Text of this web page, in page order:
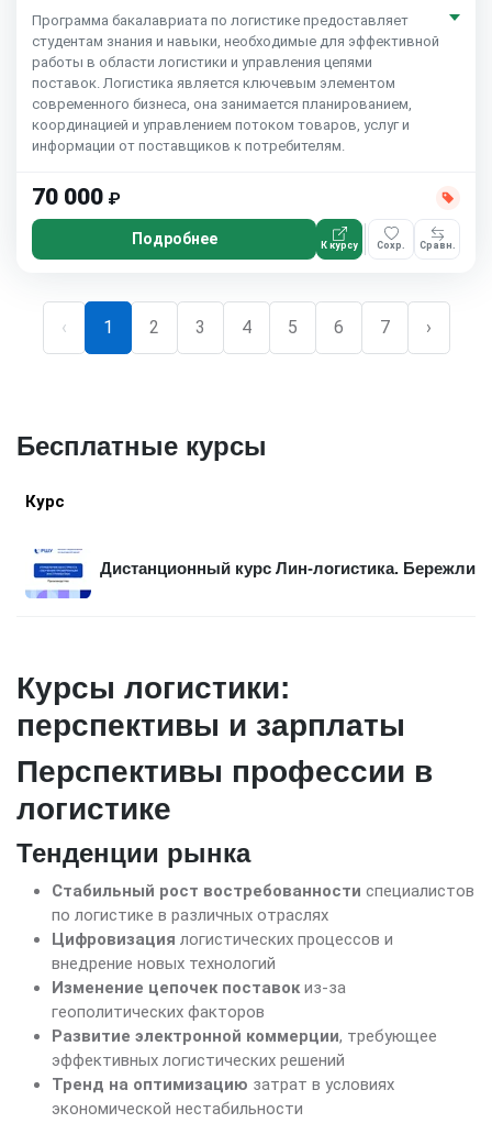
Программа бакалавриата по логистике предоставляет
студентам знания и навыки, необходимые для эффективной
работы в области логистики и управления цепями
поставок. Логистика является ключевым элементом
современного бизнеса, она занимается планированием,
координацией и управлением потоком товаров, услуг и
информации от поставщиков к потребителям.
70 000 ₽
Подробнее К курсу Сохр. Сравн.
‹ 1 2 3 4 5 6 7 ›
Бесплатные курсы
Курс
Дистанционный курс Лин-логистика.
Курсы логистики:
перспективы и зарплаты
Перспективы профессии в
логистике
Тенденции рынка
Стабильный рост востребованности специалистов
по логистике в различных отраслях
Цифровизация логистических процессов и
внедрение новых технологий
Изменение цепочек поставокиз-за
геополитических факторов
Развитие электронной коммерции, требующее
эффективных логистических решений
Тренд на оптимизацию затрат в условиях
экономической нестабильности